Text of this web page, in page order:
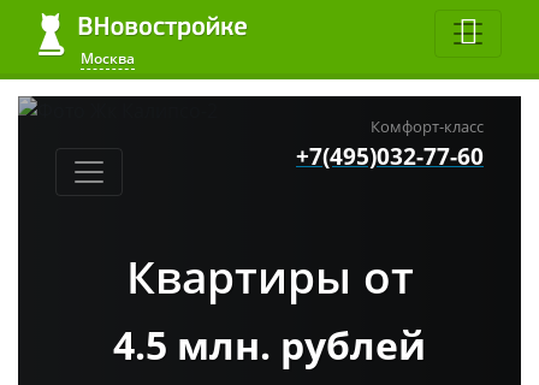
Москва
Комфорт-класс
+7(495)032-77-60
Квартиры от
4.5 млн. рублей